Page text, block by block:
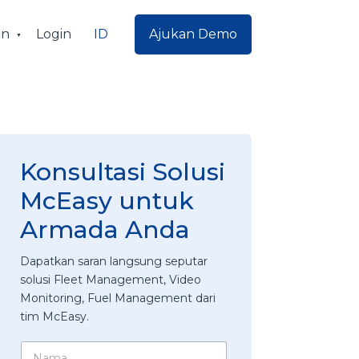
Login ID Ajukan Demo
Konsultasi Solusi
McEasy untuk
Armada Anda
Dapatkan saran langsung seputar
solusi Fleet Management, Video
Monitoring, Fuel Management dari
tim McEasy.
N